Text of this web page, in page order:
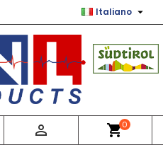
Italiano 
 shopping_cart0
×
×
((modalDeleteText))
×
Crea lista dei desideri
×
per salvare dei
Accedi